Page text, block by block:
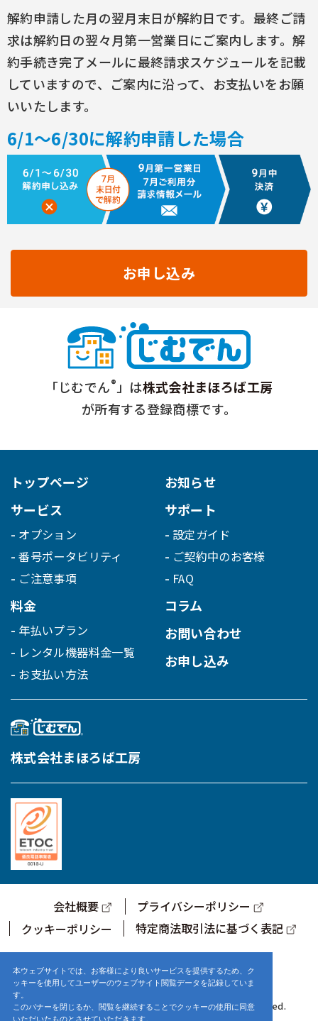
本ウェブサイトでは、お客様により良いサービスを提供するため、ク
ッキーを使用してユーザーのウェブサイト閲覧データを記録していま
す。
このバナーを閉じるか、閲覧を継続することでクッキーの使用に同意
いただいたものとさせていただきます。
解約申請した月の翌月末日が解約日です。最終ご請
求は解約日の翌々月第一営業日にご案内します。 解
約手続き完了メールに最終請求スケジュールを記載
していますので、ご案内に沿って、お支払いをお願
いいたします。
6/1～6/30に解約申請した場合
お申し込み
「じむでん® 」は株式会社まほろば工房
が所有する登録商標です。
トップページ
サービス
オプション
番号ポータビリティ
ご注意事項
料金
年払いプラン
レンタル機器料金一覧
お支払い方法
お知らせ
サポート
設定ガイド
ご契約中のお客様
FAQ
コラム
お問い合わせ
お申し込み
株式会社まほろば工房
会社概要
プライバシーポリシー
クッキーポリシー
特定商法取引法に基づく表記
サポートセンター営業時間
9:00～17:00 (土・日・祝日を除く)
© 2021-2025 株式会社まほろば工房. ALL Rights Reserved.